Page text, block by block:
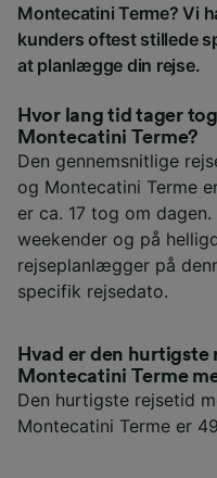
Montecatini Terme? Vi
kunders oftest stillede
at planlægge din rejse.
Hvor lang tid tager
Montecatini Terme?
Den gennemsnitlige
og Montecatini Terme
er ca. 17 tog om
weekender og på
rejseplanlægger på
specifik rejsedato.
Hvad er den
Montecatini Terme
Den hurtigste rejsetid
Montecatini Terme er